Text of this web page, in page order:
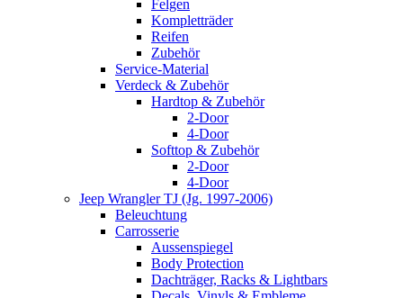
Felgen
Kompletträder
Reifen
Zubehör
Service-Material
Verdeck & Zubehör
Hardtop & Zubehör
2-Door
4-Door
Softtop & Zubehör
2-Door
4-Door
Jeep Wrangler TJ (Jg. 1997-2006)
Beleuchtung
Carrosserie
Aussenspiegel
Body Protection
Dachträger, Racks & Lightbars